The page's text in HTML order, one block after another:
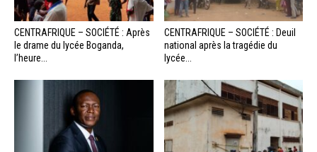
CENTRAFRIQUE – SOCIÉTÉ : Après
le drame du lycée Boganda,
l’heure...
CENTRAFRIQUE – SOCIÉTÉ : Deuil
national après la tragédie du
lycée...